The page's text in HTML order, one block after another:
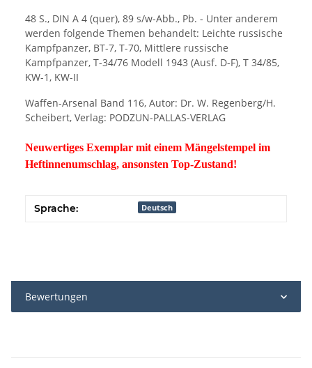
48 S., DIN A 4 (quer), 89 s/w-Abb., Pb. - Unter anderem
werden folgende Themen behandelt: Leichte russische
Kampfpanzer, BT-7, T-70, Mittlere russische
Kampfpanzer, T-34/76 Modell 1943 (Ausf. D-F), T 34/85,
KW-1, KW-II
Waffen-Arsenal Band 116, Autor: Dr. W. Regenberg/H.
Scheibert, Verlag: PODZUN-PALLAS-VERLAG
Neuwertiges Exemplar mit einem Mängelstempel im
Heftinnenumschlag, ansonsten Top-Zustand!
Sprache: Deutsch
Bewertungen